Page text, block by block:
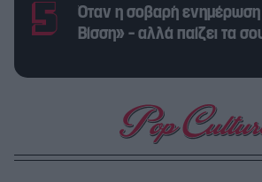
Όταν η σοβαρή ενημέρωση
Βίσση» – αλλά παίζει τα